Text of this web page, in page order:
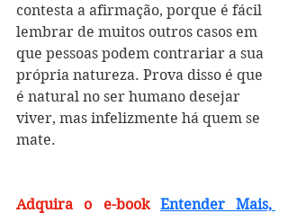
contesta a afirmação, porque é fácil
lembrar de muitos outros casos em
que pessoas podem contrariar a sua
própria natureza. Prova disso é que
é natural no ser humano desejar
viver, mas infelizmente há quem se
mate.
Adquira o e-book
Entender Mais,